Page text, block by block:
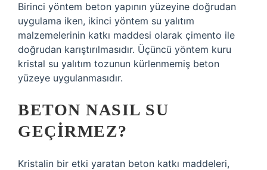
Birinci yöntem beton yapının yüzeyine doğrudan
uygulama iken, ikinci yöntem su yalıtım
malzemelerinin katkı maddesi olarak çimento ile
doğrudan karıştırılmasıdır. Üçüncü yöntem kuru
kristal su yalıtım tozunun kürlenmemiş beton
yüzeye uygulanmasıdır.
BETON NASIL SU
GEÇIRMEZ?
Kristalin bir etki yaratan beton katkı maddeleri,